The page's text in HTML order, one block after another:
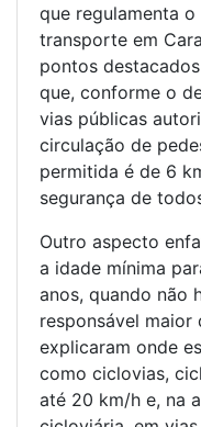
que regulamenta
transporte em
pontos
que, conforme o
vias públicas
circulação de
permitida é de 6
segurança de
Outro aspecto
a idade mínima
anos, quando não
responsável maior
explicaram onde
como ciclovias,
até 20 km/h e, na